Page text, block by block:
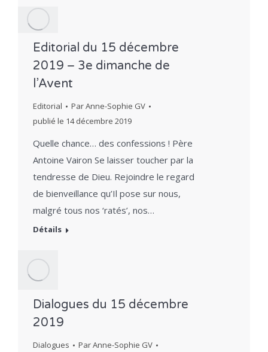
Editorial du 15 décembre
2019 – 3e dimanche de
l’Avent
Editorial ParAnne-Sophie GV
publié le 14 décembre 2019
Quelle chance… des confessions ! Père
Antoine Vairon Se laisser toucher par la
tendresse de Dieu. Rejoindre le regard
de bienveillance qu’Il pose sur nous,
malgré tous nos ‘ratés’, nos…
Détails
Dialogues du 15 décembre
2019
Dialogues ParAnne-Sophie GV